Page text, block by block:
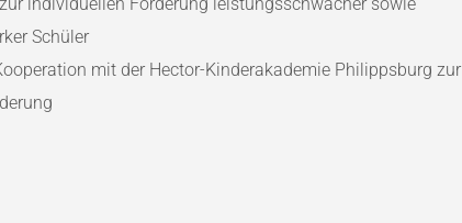
Schüler
mit der Hector-Kinderakademie Philippsburg zur